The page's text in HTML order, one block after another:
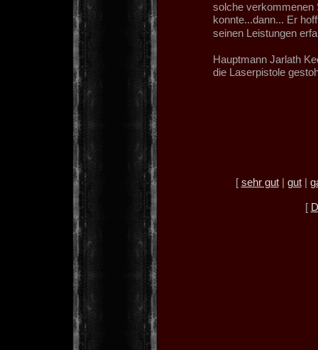
solche
konnte...dann... Er
seinen Leistungen
Hauptmann Jarlath
die Laserpistole
[ sehr gut| gut|
[